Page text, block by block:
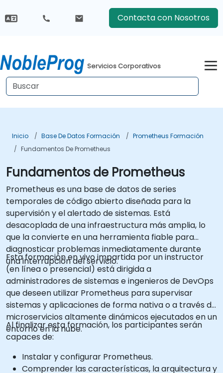
Contacta con Nosotros
Servicios Corporativos
Inicio Base De Datos Formación
Prometheus Formación
Fundamentos De Prometheus
Fundamentos de Prometheus
Prometheus es una base de datos de series
temporales de código abierto diseñada para la
supervisión y el alertado de sistemas. Está
desacoplada de una infraestructura más amplia, lo
que la convierte en una herramienta fiable para
diagnosticar problemas inmediatamente durante
una interrupción del servicio.
Esta formación en vivo impartida por un instructor
(en línea o presencial) está dirigida a
administradores de sistemas e ingenieros de DevOps
que deseen utilizar Prometheus para supervisar
sistemas y aplicaciones de forma nativa o a través de
microservicios altamente dinámicos ejecutados en un
entorno en la nube.
Al finalizar esta formación, los participantes serán
capaces de:
Instalar y configurar Prometheus.
Comprender las características, la arquitectura y